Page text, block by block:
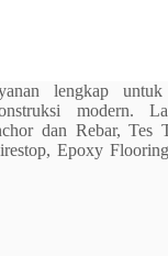
lengkap untuk
modern.
dan Rebar, Tes
Epoxy